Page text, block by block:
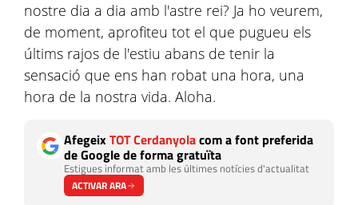
nostre dia a dia amb l'astre rei? Ja ho veurem,
de moment, aprofiteu tot el que pugueu els
últims rajos de l'estiu abans de tenir la
sensació que ens han robat una hora, una
hora de la nostra vida. Aloha.
AfegeixTOT Cerdanyolacom a font preferida
de Google de forma gratuïta
Estigues informat amb les últimes notícies d'actualitat
ACTIVAR ARA